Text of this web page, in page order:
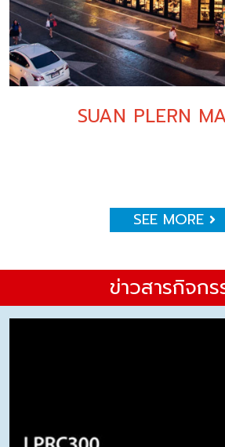
SUAN PLERN
SEE MORE
ข่าวสารกิจก